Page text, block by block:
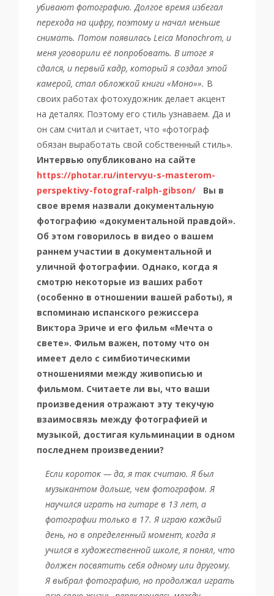
убивают фотографию. Долгое время избегал
перехода на цифру, поэтому и начал меньше
снимать. Потом появилась Leica Monochrom, и
меня уговорили её попробовать. В итоге я
сдался, и первый кадр, который я создал этой
камерой, стал обложкой книги «Моно»». В
своих работах фотохудожник делает акцент
на ​​деталях. Поэтому его стиль узнаваем. Да и
он сам считал и считает, что «фотограф
обязан выработать свой собственный стиль».
Интервью опубликовано на сайте
https://photar.ru/intervyu-s-masterom-
perspektivy-fotograf-ralph-gibson/
Вы в
свое время назвали документальную
фотографию «документальной правдой».
Об этом говорилось в видео о вашем
раннем участии в документальной и
уличной фотографии. Однако, когда я
смотрю некоторые из ваших работ
(особенно в отношении вашей работы), я
вспоминаю испанского режиссера
Виктора Эриче и его фильм «Мечта о
свете». Фильм важен, потому что он
имеет дело с симбиотическими
отношениями между живописью и
фильмом. Считаете ли вы, что ваши
произведения отражают эту текучую
взаимосвязь между фотографией и
музыкой, достигая кульминации в одном
последнем произведении?
Если короток — да, я так считаю. Я был
музыкантом дольше, чем фотографом. Я
научился играть на гитаре в 13 лет, а
фотографии только в 17. Я играю каждый
день, но в определенный момент, когда я
учился в художественной школе, я понял, что
должен посвятить себя одному или другому.
Я выбрал фотографию, но продолжал играть